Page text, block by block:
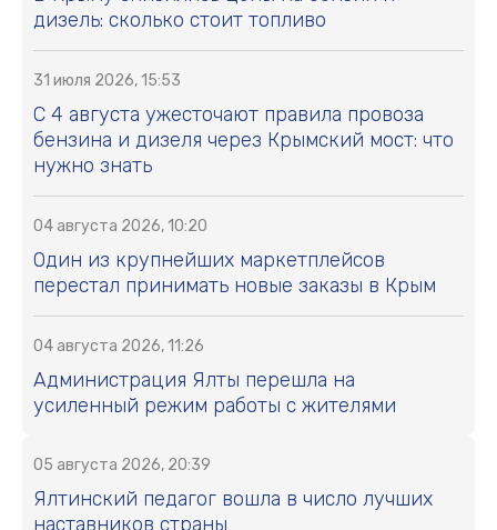
дизель: сколько стоит топливо
31 июля 2026, 15:53
С 4 августа ужесточают правила провоза
бензина и дизеля через Крымский мост: что
нужно знать
04 августа 2026, 10:20
Один из крупнейших маркетплейсов
перестал принимать новые заказы в Крым
04 августа 2026, 11:26
Администрация Ялты перешла на
усиленный режим работы с жителями
05 августа 2026, 20:39
Ялтинский педагог вошла в число лучших
наставников страны